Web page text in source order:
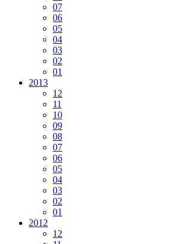
07
06
05
04
03
02
01
2013
12
11
10
09
08
07
06
05
04
03
02
01
2012
12